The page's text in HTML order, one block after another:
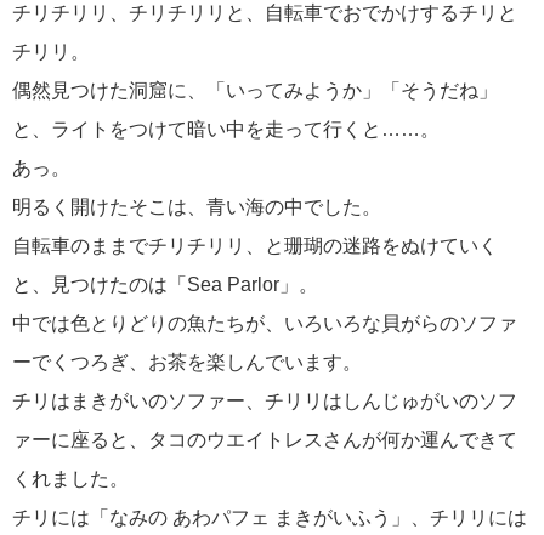
チリチリリ、チリチリリと、自転車でおでかけするチリと
チリリ。
偶然見つけた洞窟に、「いってみようか」「そうだね」
と、ライトをつけて暗い中を走って行くと……。
あっ。
明るく開けたそこは、青い海の中でした。
自転車のままでチリチリリ、と珊瑚の迷路をぬけていく
と、見つけたのは「Sea Parlor」。
中では色とりどりの魚たちが、いろいろな貝がらのソファ
ーでくつろぎ、お茶を楽しんでいます。
チリはまきがいのソファー、チリリはしんじゅがいのソフ
ァーに座ると、タコのウエイトレスさんが何か運んできて
くれました。
チリには「なみの あわパフェ まきがいふう」、チリリには